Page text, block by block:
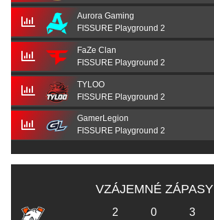
Aurora Gaming
FISSURE Playground 2
FaZe Clan
FISSURE Playground 2
TYLOO
FISSURE Playground 2
GamerLegion
FISSURE Playground 2
VZÁJEMNÉ ZÁPASY
2 0 3